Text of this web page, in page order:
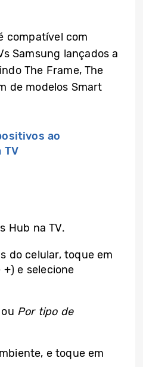
compatível com
Samsung lançados a
The Frame, The
de modelos Smart
ao
TV
Hub na TV.
do celular, toque em
e selecione
Por tipo de
e toque em